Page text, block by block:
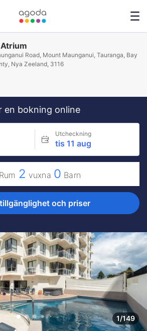
Road, Mount Maunganui, Tauranga, Bay
Nya Zeeland, 3116
en bokning online
Utcheckning
tis 11 aug
Rum 2 vuxna 0 Barn
och priser
1/149